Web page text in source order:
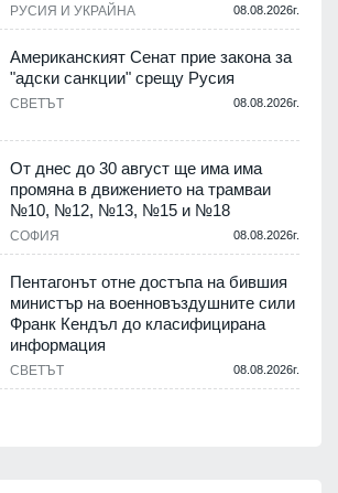
РУСИЯ И УКРАЙНА 08.08.2026г.
Американският Сенат прие закона за
"адски санкции" срещу Русия
СВЕТЪТ 08.08.2026г.
От днес до 30 август ще има има
промяна в движението на трамваи
№10, №12, №13, №15 и №18
СОФИЯ 08.08.2026г.
Пентагонът отне достъпа на бившия
министър на военновъздушните сили
Франк Кендъл до класифицирана
информация
СВЕТЪТ 08.08.2026г.